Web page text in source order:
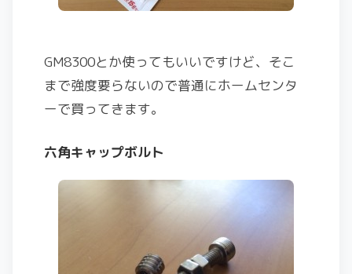
GM8300とか使ってもいいですけど、そこ
まで強度要らないので普通にホームセンタ
ーで買ってきます。
六角キャップボルト